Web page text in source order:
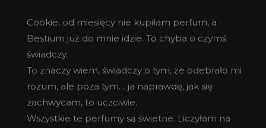
Cookie, od miesięcy nie kupiłam perfum, a
Bestium już do mnie idzie. To chyba o czymś
świadczy.
To znaczy wiem, świadczy o tym, że odebrało mi
rozum, ale poza tym… ja naprawdę, jak się
zachwycam, to uczciwie.
Wszystkie te perfumy są świetne. Liczyłam na